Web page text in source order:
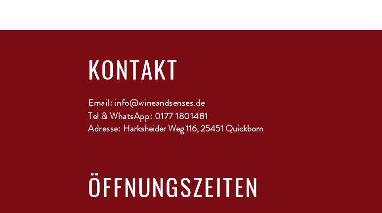
KONTAKT
Email: info@wineandsenses.de
Tel & WhatsApp: 0177 1801481
Adresse: Harksheider Weg 116, 25451 Quickborn
ÖFFNUNGSZEITEN